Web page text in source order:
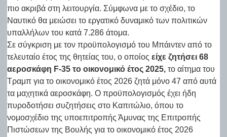
πιο ακριβά στη λειτουργία. Σύμφωνα με το σχέδιο, το
Ναυτικό θα μειώσει το εργατικό δυναμικό των πολιτικών
υπαλλήλων του κατά 7.286 άτομα.
Σε σύγκριση με τον προϋπολογισμό του Μπάιντεν από το
τελευταίο έτος της θητείας του, ο οποίος είχε ζητήσει 68
αεροσκάφη F-35 το οικονομικό έτος 2025, το αίτημα του
Τραμπ για το οικονομικό έτος 2026 ζητά μόνο 47 από αυτά
τα μαχητικά αεροσκάφη. Ο προϋπολογισμός έχει ήδη
πυροδοτήσει συζητήσεις στο Καπιτώλιο, όπου το
νομοσχέδιο της υποεπιτροπής Άμυνας της Επιτροπής
Πιστώσεων της Βουλής για το οικονομικό έτος 2026